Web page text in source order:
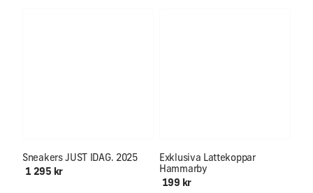
Sneakers JUST IDAG. 2025
1 295 kr
Exklusiva Lattekoppar
Hammarby
199 kr